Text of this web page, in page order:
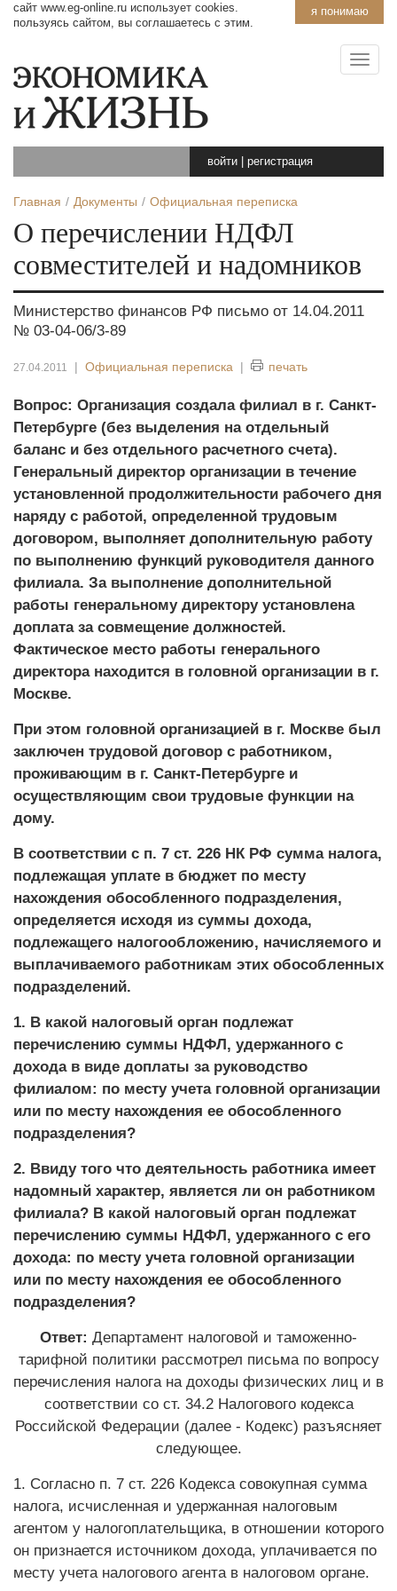
я понимаю
сайт www.eg-online.ru использует cookies.
пользуясь сайтом, вы соглашаетесь с этим.
войти регистрация
Главная Документы Официальная переписка
О перечислении НДФЛ
совместителей и надомников
Министерство финансов РФ письмо от 14.04.2011
№ 03-04-06/3-89
27.04.2011 | Официальная переписка | печать
Вопрос: Организация создала филиал в г. Санкт-
Петербурге (без выделения на отдельный
баланс и без отдельного расчетного счета).
Генеральный директор организации в течение
установленной продолжительности рабочего дня
наряду с работой, определенной трудовым
договором, выполняет дополнительную работу
по выполнению функций руководителя данного
филиала. За выполнение дополнительной
работы генеральному директору установлена
доплата за совмещение должностей.
Фактическое место работы генерального
директора находится в головной организации в г.
Москве.
При этом головной организацией в г. Москве был
заключен трудовой договор с работником,
проживающим в г. Санкт-Петербурге и
осуществляющим свои трудовые функции на
дому.
В соответствии с п. 7 ст. 226 НК РФ сумма налога,
подлежащая уплате в бюджет по месту
нахождения обособленного подразделения,
определяется исходя из суммы дохода,
подлежащего налогообложению, начисляемого и
выплачиваемого работникам этих обособленных
подразделений.
1. В какой налоговый орган подлежат
перечислению суммы НДФЛ, удержанного с
дохода в виде доплаты за руководство
филиалом: по месту учета головной организации
или по месту нахождения ее обособленного
подразделения?
2. Ввиду того что деятельность работника имеет
надомный характер, является ли он работником
филиала? В какой налоговый орган подлежат
перечислению суммы НДФЛ, удержанного с его
дохода: по месту учета головной организации
или по месту нахождения ее обособленного
подразделения?
Ответ: Департамент налоговой и таможенно-
тарифной политики рассмотрел письма по вопросу
перечисления налога на доходы физических лиц и в
соответствии со ст. 34.2 Налогового кодекса
Российской Федерации (далее - Кодекс) разъясняет
следующее.
1. Согласно п. 7 ст. 226 Кодекса совокупная сумма
налога, исчисленная и удержанная налоговым
агентом у налогоплательщика, в отношении которого
он признается источником дохода, уплачивается по
месту учета налогового агента в налоговом органе.